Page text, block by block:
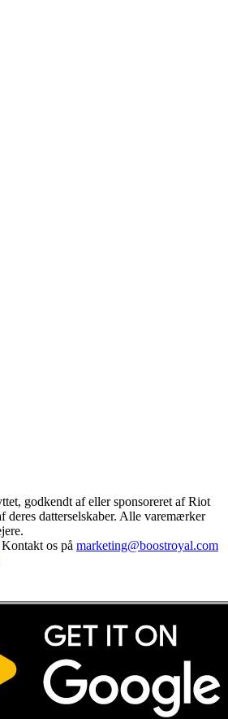
godkendt af eller sponsoreret af Riot
deres datterselskaber. Alle varemærker
os på marketing@boostroyal.com